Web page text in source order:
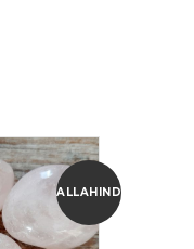
ALLAHINDLUS!